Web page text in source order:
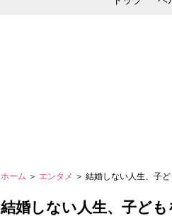
ホーム ＞ エンタメ ＞ 結婚しない人生、子
結婚しない人生、子ど